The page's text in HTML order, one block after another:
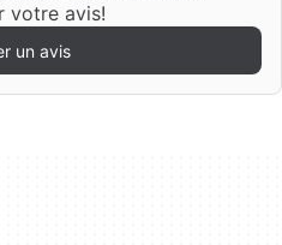
votre avis!
un avis